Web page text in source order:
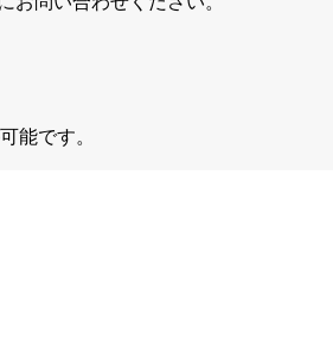
能です。